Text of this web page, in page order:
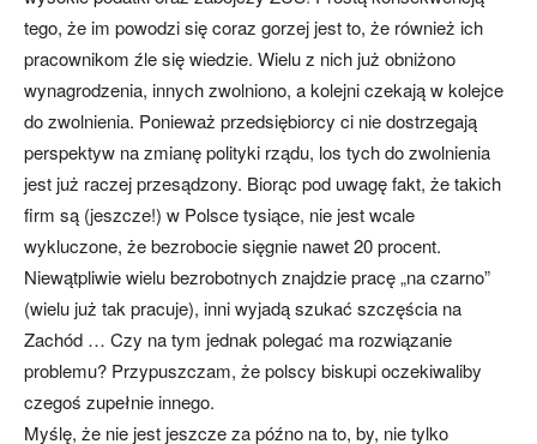
tego, że im powodzi się coraz gorzej jest to, że również ich
pracownikom źle się wiedzie. Wielu z nich już obniżono
wynagrodzenia, innych zwolniono, a kolejni czekają w kolejce
do zwolnienia. Ponieważ przedsiębiorcy ci nie dostrzegają
perspektyw na zmianę polityki rządu, los tych do zwolnienia
jest już raczej przesądzony. Biorąc pod uwagę fakt, że takich
firm są (jeszcze!) w Polsce tysiące, nie jest wcale
wykluczone, że bezrobocie sięgnie nawet 20 procent.
Niewątpliwie wielu bezrobotnych znajdzie pracę „na czarno”
(wielu już tak pracuje), inni wyjadą szukać szczęścia na
Zachód … Czy na tym jednak polegać ma rozwiązanie
problemu? Przypuszczam, że polscy biskupi oczekiwaliby
czegoś zupełnie innego.
Myślę, że nie jest jeszcze za późno na to, by, nie tylko